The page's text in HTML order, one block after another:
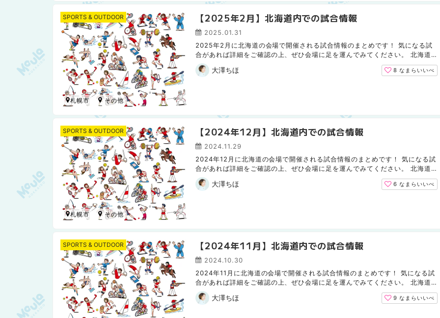
【2025年2月】北海道内での試合情報
2025.01.31
2025年2月に北海道の会場で開催される試合情報のまとめです！ 気になる試
合があれば詳細をご確認の上、ぜひ会場に足を運んでみてください。 北海道
日本ハムファイターズ（野球） 2月は北海道での試合はありません...
大澤ちほ 8なまらいいべ
SPORTS & OUTDOOR
札幌市
【2024年12月】北海道内での試合情報
2024.11.29
2024年12月に北海道の会場で開催される試合情報のまとめです！ 気になる試
合があれば詳細をご確認の上、ぜひ会場に足を運んでみてください。 北海道
日本ハムファイターズ（野球） 12月は北海道での試合はありませ...
大澤ちほ 6なまらいいべ
SPORTS & OUTDOOR
札幌市
【2024年11月】北海道内での試合情報
2024.10.30
2024年11月に北海道の会場で開催される試合情報のまとめです！ 気になる試
合があれば詳細をご確認の上、ぜひ会場に足を運んでみてください。 北海道
日本ハムファイターズ（野球） 11月は北海道での試合はありませ...
大澤ちほ 9なまらいいべ
SPORTS & OUTDOOR